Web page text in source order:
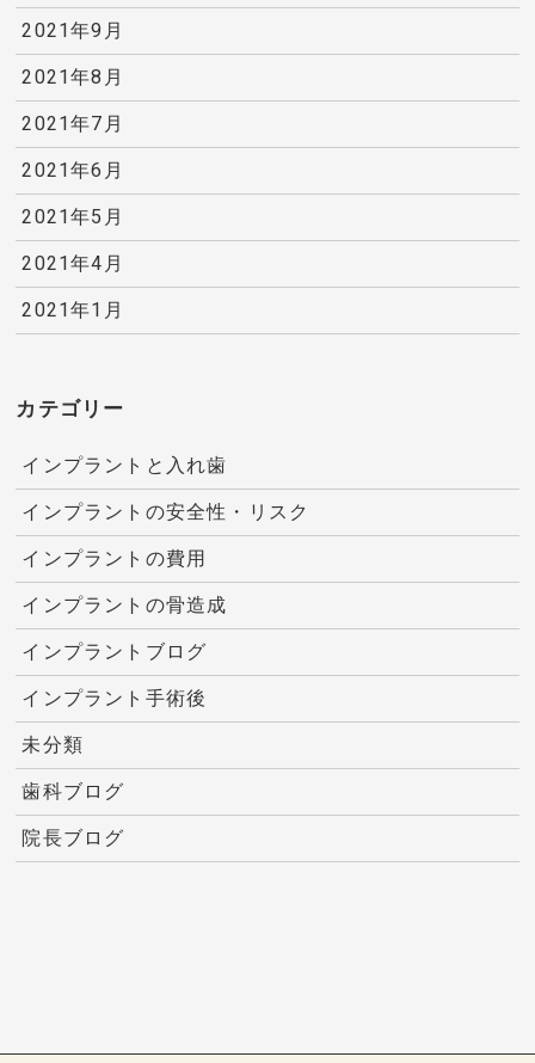
2021年9月
2021年8月
2021年7月
2021年6月
2021年5月
2021年4月
2021年1月
カテゴリー
インプラントと入れ歯
インプラントの安全性・リスク
インプラントの費用
インプラントの骨造成
インプラントブログ
インプラント手術後
未分類
歯科ブログ
院長ブログ